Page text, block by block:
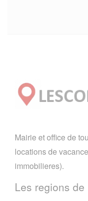
Mairie et office de
locations de
immobilieres).
Les regions de